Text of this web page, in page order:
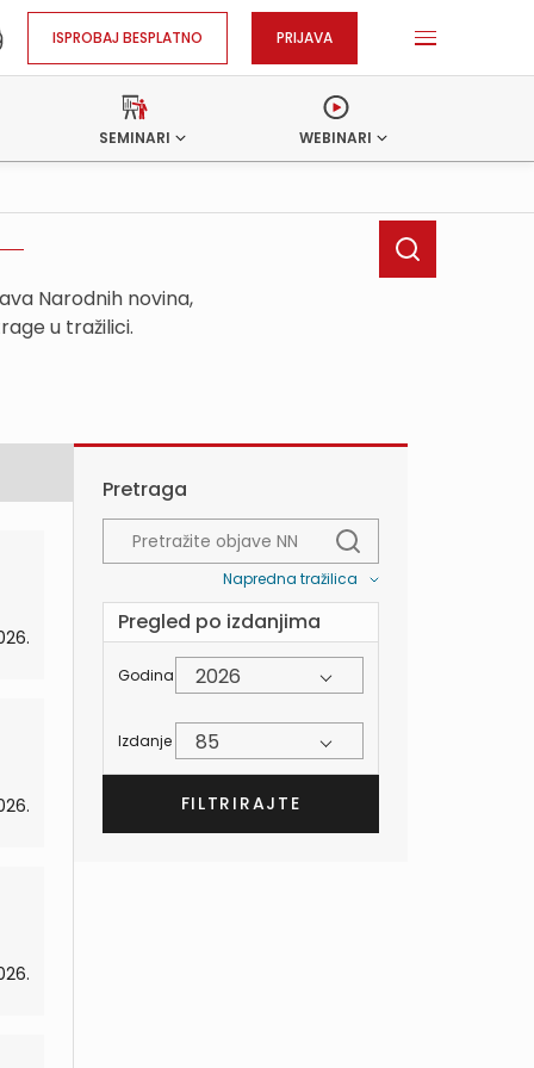
ISPROBAJ BESPLATNO PRIJAVA
SEMINARI WEBINARI
Narodnih novina,
u tražilici.
Pretraga
Napredna tražilica
Pregled po izdanjima
Godina 2026
Izdanje 85